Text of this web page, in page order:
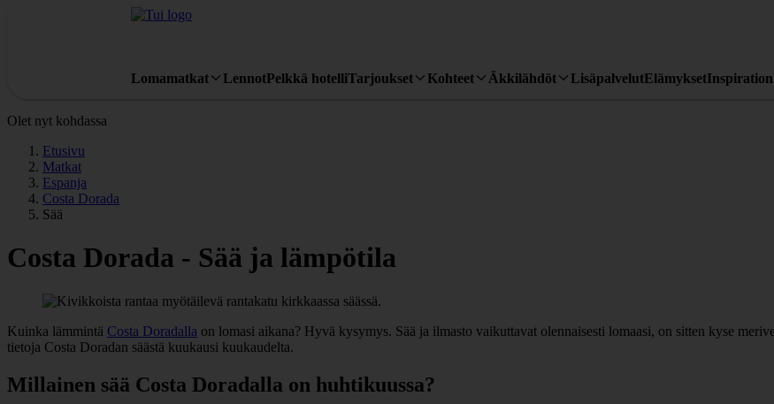
Lomamatkat LennotPelkkä hotelliTarjoukset Kohteet Äkkilähdöt LisäpalvelutElämyksetInspiration
Olet nyt kohdassa
Etusivu
Matkat
Espanja
Costa Dorada
Sää
Costa Dorada - Sää ja lämpötila
Kuinka lämmintä Costa Doradalla on lomasi aikana? Hyvä kysymys. Sää ja ilmasto vaikuttavat olennaisesti lomaasi, on sitten kyse
tietoja Costa Doradan säästä kuukausi kuukaudelta.
Millainen sää Costa Doradalla on huhtikuussa?